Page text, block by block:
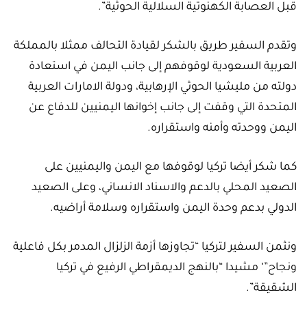
قبل العصابة الكهنوتية السلالية الحوثية”.
وتقدم السفير طريق بالشكر لقيادة التحالف ممثلا بالمملكة
العربية السعودية لوقوفهم إلى جانب اليمن في استعادة
دولته من مليشيا الحوثي الإرهابية، ودولة الامارات العربية
المتحدة التي وقفت إلى جانب إخوانها اليمنيين للدفاع عن
اليمن ووحدته وأمنه واستقراره.
كما شكر أيضا تركيا لوقوفها مع اليمن واليمنيين على
الصعيد المحلي بالدعم والاسناد الانساني، وعلى الصعيد
الدولي بدعم وحدة اليمن واستقراره وسلامة أراضيه.
ونثمن السفير لتركيا “تجاوزها أزمة الزلزال المدمر بكل فاعلية
ونجاح”‘ مشيدا “بالنهج الديمقراطي الرفيع في تركيا
الشقيقة”.